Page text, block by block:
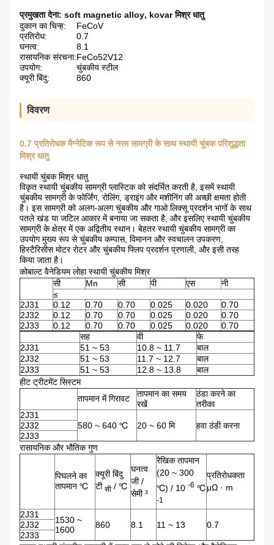
प्रमुखता देना: soft magnetic alloy, kovar मिश्र धातु
दुकान का चिन्ह:
FeCoV
प्रतिरोध:
0.7
घनत्व:
8.1
रासायनिक संरचना:FeCo52V12
उपयोग:
चुंबकीय स्टील
क्यूरी बिंदु:
860
विवरण
0.7 प्रतिरोधक मैग्नेटिक रूप से नरम सामग्री के साथ स्थायी चुंबक परिशुद्धता
मिश्र धातु
स्थायी चुंबक मिश्र धातु
विकृत स्थायी चुंबकीय सामग्री प्लास्टिक को संदर्भित करती है, इसमें स्थायी
चुंबकीय सामग्री के फोर्जिंग, रोलिंग, ड्राइंग और मशीनिंग की अच्छी क्षमता होती
है। इस सामग्री को अलग-अलग चुंबकीय और गाओ लिक्सू प्रदर्शन भागों के साथ
पतले खंड या जटिल आकार में बनाया जा सकता है, और इसलिए स्थायी चुंबकीय
सामग्री के क्षेत्र में एक अद्वितीय स्थान। बेहतर स्थायी चुंबकीय सामग्री का
उपयोग मुख्य रूप से चुंबकीय कम्पास, विमानन और स्वचालन उपकरण,
हिस्टैरिसीस मोटर रोटर और चुंबकीय फ्लिप प्रदर्शन प्रणाली, और इसी तरह
किया जाता है।
कोबाल्ट वैनेडियम लोहा स्थायी चुंबकीय मिश्र
सी
Mn सी पी एस
नी
≤
2J31
0.12 0.70 0.70 0.025 0.020
0.70
2J32
0.12 0.70 0.70 0.025 0.020
0.70
2J33
0.12 0.70 0.70 0.025 0.020
0.70
सह
वी
फे
2J31
51 ~ 53 10.8 ~ 11.7
बाल
2J32
51 ~ 53 11.7 ~ 12.7
बाल
2J33
51 ~ 53 12.8 ~ 13.8
बाल
हीट ट्रीटमेंट सिस्टम
तापमान में गिरावट
तापमान का समय
रखें
ठंडा करने का
तरीका
2J31
580 ~ 640 ℃
20 ~ 60 मि हवा ठंडी करना
2J32
2J33
रासायनिक और भौतिक गुण
पिघलने का
तापमान ℃
क्यूरी बिंदु
टी सी / ℃
घनत्व
जी /
सेमी ³
रैखिक तापमान
(20 ~ 300
℃) / 10 -6 ℃
-1
प्रतिरोधकता
μΩ · m
2J31
1530 ~
1600
860 8.1 11 ~ 13 0.7
2J32
2J33